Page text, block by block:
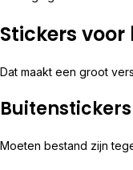
Stickers
Dat maakt een groot
Buitenstickers
Moeten bestand zijn